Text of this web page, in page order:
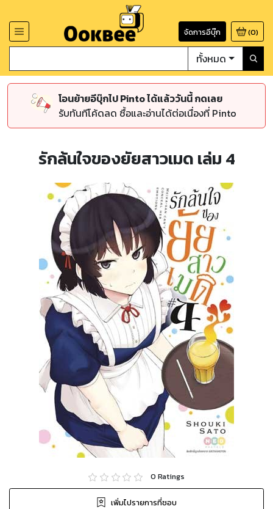
จัดการอีบุ๊ก (0)
ทั้งหมด
โอนย้ายอีบุ๊กไป Pinto ได้แล้ววันนี้ กดเลย
รับทันทีโค้ดลด ซื้อและอ่านได้ต่อเนื่องที่ Pinto
รักล้นใจของยัยสาวเมด เล่ม 4
0 Ratings
เพิ่มไปรายการที่ชอบ